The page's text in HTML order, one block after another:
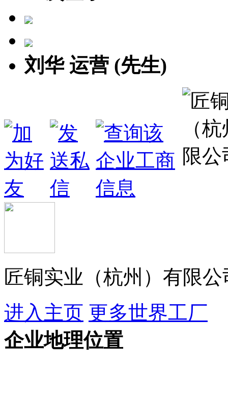
刘华 运营 (先生)
匠铜实业（杭州）有限公
进入主页 更多世界工厂
企业地理位置